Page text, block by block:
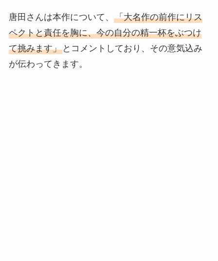
唐田さんは本作について、 「大名作の前作にリス
ペクトと責任を胸に、今の自分の精一杯をぶつけ
て挑みます」とコメントしており、その意気込み
が伝わってきます。